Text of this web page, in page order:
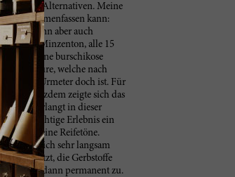
keine Alternativen. Meine
zusammenfassen kann:
dann aber auch
, Minzenton, alle 15
und eine burschikose
Säure, welche nach
Urmeter doch ist. Für
und trotzdem zeigte sich das
verlangt in dieser
bedächtige Erlebnis ein
keine Reifetöne.
das sich sehr langsam
durchsetzt, die Gerbstoffe
legt dann permanent zu.